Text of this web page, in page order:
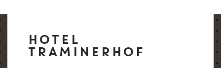
HOTEL
TRAMINERHOF